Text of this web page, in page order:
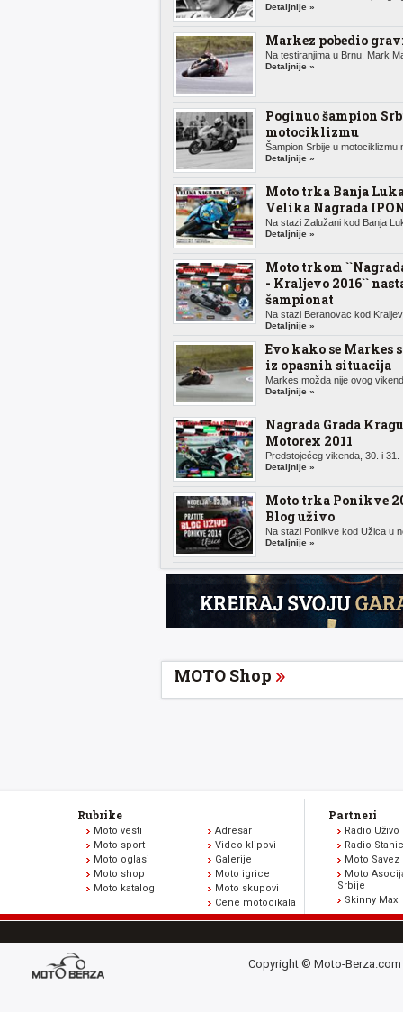
Detaljnije »
Markez pobedio
Na testiranjima u Brnu, Mark
Detaljnije »
Poginuo šampion
motociklizmu
Šampion Srbije u motociklizmu
Detaljnije »
Moto trka Banja
Velika Nagrada
Na stazi Zalužani kod Banja
Detaljnije »
Moto trkom
- Kraljevo 2016``
šampionat
Na stazi Beranovac kod
Detaljnije »
Evo kako se Markes
iz opasnih situacija
Markes možda nije ovog
Detaljnije »
Nagrada Grada
Motorex 2011
Predstojećeg vikenda, 30. i 31.
Detaljnije »
Moto trka Ponikve
Blog uživo
Na stazi Ponikve kod Užica u
Detaljnije »
MOTO Shop
Rubrike
Moto vesti
Moto sport
Moto oglasi
Moto shop
Moto katalog
Adresar
Video klipovi
Galerije
Moto igrice
Moto skupovi
Cene motocikala
Partneri
Radio Uživo
Radio
Moto Savez
Moto
Srbije
Skinny Max
Copyright © Moto-Berza.com